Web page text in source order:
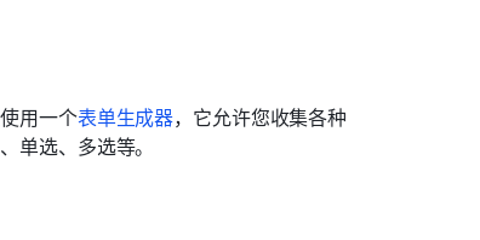
用一个表单生成器，它允许您收集各种
单选、多选等。